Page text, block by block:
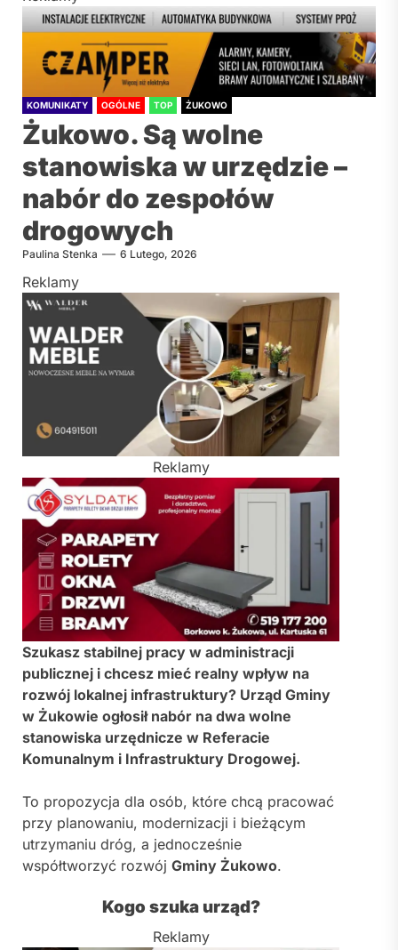
KOMUNIKATY OGÓLNE TOP ŻUKOWO
Żukowo. Są wolne
stanowiska w urzędzie –
nabór do zespołów
drogowych
Paulina Stenka 6 Lutego, 2026
Reklamy
Reklamy
Szukasz stabilnej pracy w administracji
publicznej i chcesz mieć realny wpływ na
rozwój lokalnej infrastruktury? Urząd Gminy
w Żukowie ogłosił nabór na dwa wolne
stanowiska urzędnicze w Referacie
Komunalnym i Infrastruktury Drogowej.
To propozycja dla osób, które chcą pracować
przy planowaniu, modernizacji i bieżącym
utrzymaniu dróg, a jednocześnie
współtworzyć rozwój Gminy Żukowo.
Kogo szuka urząd?
Reklamy